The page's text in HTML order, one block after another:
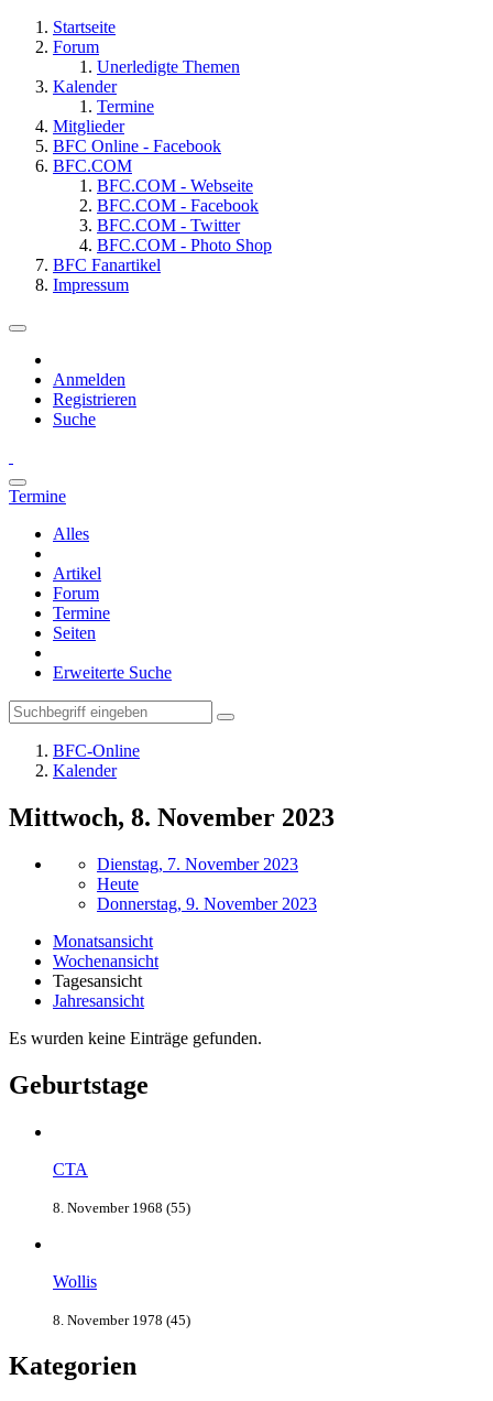
Startseite
Forum
Unerledigte Themen
Kalender
Termine
Mitglieder
BFC Online - Facebook
BFC.COM
BFC.COM - Webseite
BFC.COM - Facebook
BFC.COM - Twitter
BFC.COM - Photo Shop
BFC Fanartikel
Impressum
Anmelden
Registrieren
Suche
Termine
Alles
Artikel
Forum
Termine
Seiten
Erweiterte Suche
BFC-Online
Kalender
Mittwoch, 8. November 2023
Dienstag, 7. November 2023
Heute
Donnerstag, 9. November 2023
Monatsansicht
Wochenansicht
Tagesansicht
Jahresansicht
Es wurden keine Einträge gefunden.
Geburtstage
CTA
8. November 1968 (55)
Wollis
8. November 1978 (45)
Kategorien